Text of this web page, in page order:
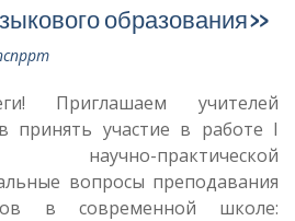
образования»
Приглашаем учителей
принять участие в работе I
научно-практической
вопросы преподавания
в современной школе: